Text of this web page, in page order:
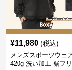
¥11,980 (税込)
メンズスポーツウェ
420g 洗い加工 裾フ